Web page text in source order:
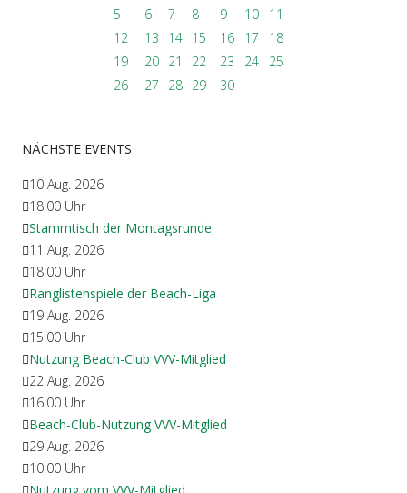
5
6 7 8 9 10
11
12
13 14 15 16 17
18
19
20 21 22 23 24
25
26
27 28 29 30
NÄCHSTE EVENTS
10 Aug. 2026
18:00 Uhr
Stammtisch der Montagsrunde
11 Aug. 2026
18:00 Uhr
Ranglistenspiele der Beach-Liga
19 Aug. 2026
15:00 Uhr
Nutzung Beach-Club VVV-Mitglied
22 Aug. 2026
16:00 Uhr
Beach-Club-Nutzung VVV-Mitglied
29 Aug. 2026
10:00 Uhr